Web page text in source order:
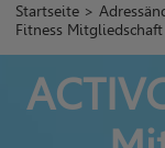
Startseite >
Fitness